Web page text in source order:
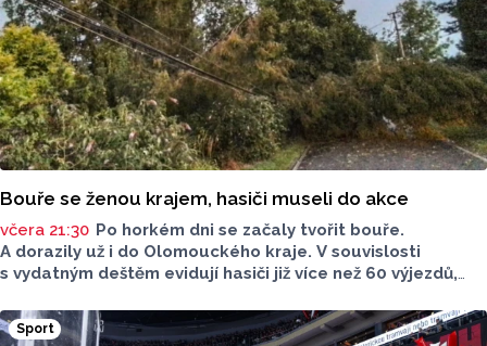
Bouře se ženou krajem, hasiči museli do akce
včera 21:30 Po horkém dni se začaly tvořit bouře.
A dorazily už i do Olomouckého kraje. V souvislosti
s vydatným deštěm evidují hasiči již více než 60 výjezdů,
Olomouckého kraje o tom informoval na sociálních sítích.
Sport